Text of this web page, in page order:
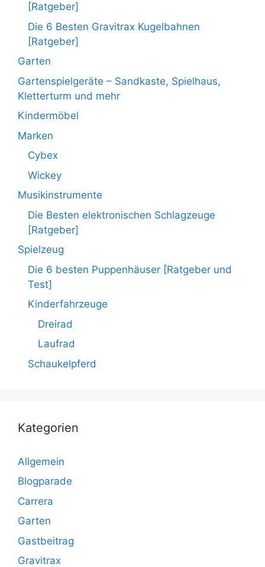
[Ratgeber]
Die 6 Besten Gravitrax Kugelbahnen
[Ratgeber]
Garten
Gartenspielgeräte – Sandkaste, Spielhaus,
Kletterturm und mehr
Kindermöbel
Marken
Cybex
Wickey
Musikinstrumente
Die Besten elektronischen Schlagzeuge
[Ratgeber]
Spielzeug
Die 6 besten Puppenhäuser [Ratgeber und
Test]
Kinderfahrzeuge
Dreirad
Laufrad
Schaukelpferd
Kategorien
Allgemein
Blogparade
Carrera
Garten
Gastbeitrag
Gravitrax